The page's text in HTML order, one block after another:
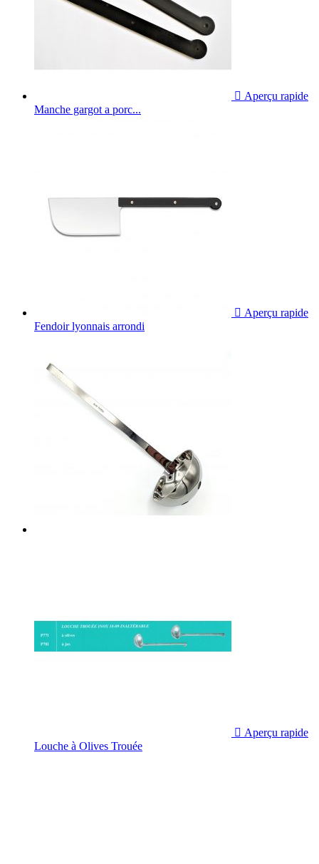
 Aperçu rapide
Manche gargot a porc...
 Aperçu rapide
Fendoir lyonnais arrondi
 Aperçu rapide
Louche à Olives Trouée